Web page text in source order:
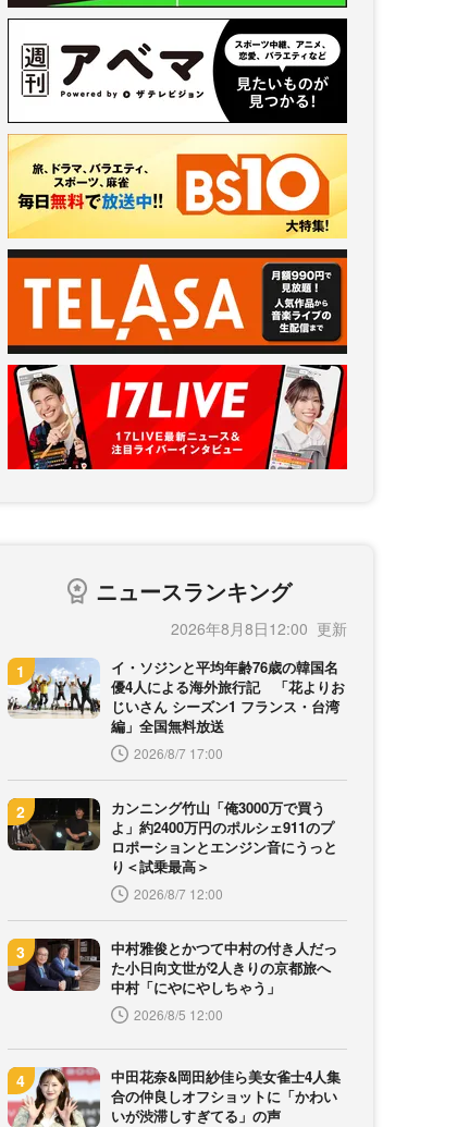
ニュースランキング
2026年8月8日12:00
イ・ソジンと平均年齢76歳の韓国名
優4人による海外旅行記 「花よりお
じいさん シーズン1 フランス・台湾
編」全国無料放送
2026/8/7 17:00
カンニング竹山「俺3000万で買う
よ」約2400万円のポルシェ911のプ
ロポーションとエンジン音にうっと
り＜試乗最高＞
2026/8/7 12:00
中村雅俊とかつて中村の付き人だっ
た小日向文世が2人きりの京都旅へ
中村「にやにやしちゃう」
2026/8/5 12:00
中田花奈&岡田紗佳ら美女雀士4人集
合の仲良しオフショットに「かわい
いが渋滞しすぎてる」の声